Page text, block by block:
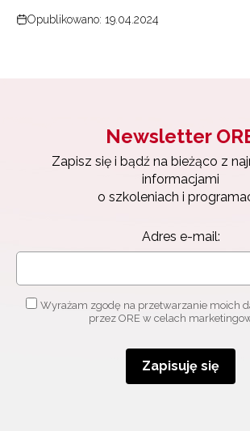
Opublikowano: 19.04.2024
Newsletter
Zapisz się i bądź na bieżąco z
informacjami
o szkoleniach i
Adres e-mail:
Wyrażam zgodę na przetwarzanie moich
przez ORE w celach
Zapisuję się
Newsletter ORE
Zapisz się i bądź na bieżąco z
informacjami
Adres e-mail:
osobowych przez ORE w celach